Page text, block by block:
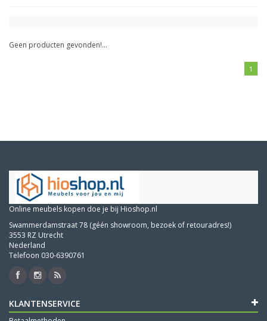
Geen producten gevonden!...
1
Online meubels kopen doe je bij Hioshop.nl
Swammerdamstraat 78 (géén showroom, bezoek of retouradres!)
3553 RZ Utrecht
Nederland
Telefoon 030-6390761
KLANTENSERVICE